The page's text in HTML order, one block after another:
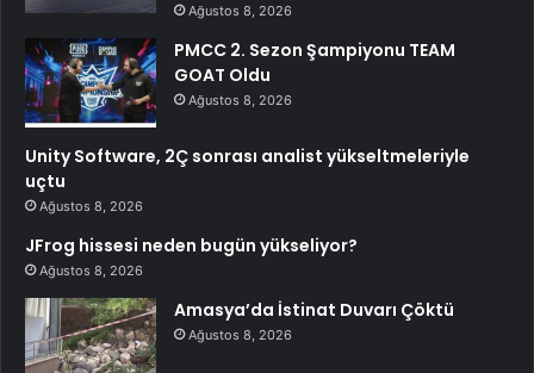
Ağustos 8, 2026
PMCC 2. Sezon Şampiyonu TEAM
GOAT Oldu
Ağustos 8, 2026
Unity Software, 2Ç sonrası analist yükseltmeleriyle
uçtu
Ağustos 8, 2026
JFrog hissesi neden bugün yükseliyor?
Ağustos 8, 2026
Amasya’da İstinat Duvarı Çöktü
Ağustos 8, 2026